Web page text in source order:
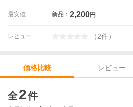
最安値 新品： 2,200円
レビュー （2件）
価格比較 レビュー
全2件